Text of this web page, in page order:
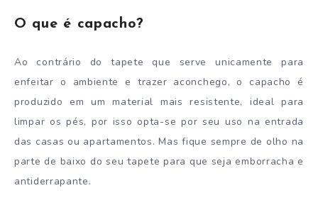
O que é capacho?
Ao contrário do tapete que serve unicamente para
enfeitar o ambiente e trazer aconchego, o capacho é
produzido em um material mais resistente, ideal para
limpar os pés, por isso opta-se por seu uso na entrada
das casas ou apartamentos. Mas fique sempre de olho na
parte de baixo do seu tapete para que seja emborracha e
antiderrapante.